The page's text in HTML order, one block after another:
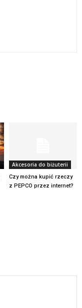
Akcesoria do biżuterii
Czy można kupić rzeczy
z PEPCO przez internet?